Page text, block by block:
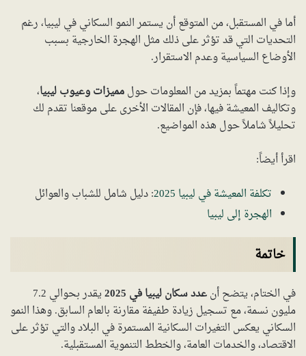
أما في المستقبل، من المتوقع أن يستمر النمو السكاني في ليبيا، رغم
التحديات التي قد تؤثر على ذلك مثل الهجرة الخارجية بسبب
الأوضاع السياسية وعدم الاستقرار.
وإذا كنت مهتماً بمزيد من المعلومات حولمميزات وعيوب ليبيا،
وتكاليف المعيشة فيها، فإن المقالات الأخرى على موقعنا تقدم لك
تحليلاً شاملاً حول هذه المواضيع.
اقرأ أيضاً:
تكلفة المعيشة في ليبيا 2025
: دليل شامل للشباب والعوائل
الهجرة إلى ليبيا
خاتمة
في الختام، يتضح أنعدد سكان ليبيا في 2025
يقدر بحوالي 7.2
مليون نسمة، مع تسجيل زيادة طفيفة مقارنة بالعام السابق. وهذا النمو
السكاني يعكس التغيرات السكانية المستمرة في البلاد والتي تؤثر على
الاقتصاد، والخدمات العامة، والخطط التنموية المستقبلية.